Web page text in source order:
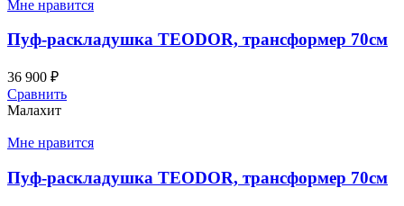
Мне нравится
Пуф-раскладушка TEODOR, трансформер 70см
36 900 ₽
Сравнить
Малахит
Мне нравится
Пуф-раскладушка TEODOR, трансформер 70см